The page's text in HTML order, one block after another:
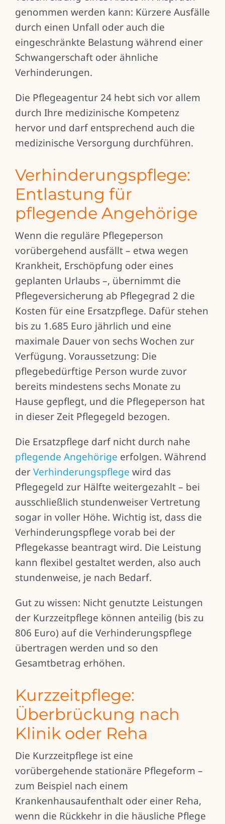
genommen werden kann: Kürzere Ausfälle
durch einen Unfall oder auch die
eingeschränkte Belastung während einer
Schwangerschaft oder ähnliche
Verhinderungen.
Die Pflegeagentur 24 hebt sich vor allem
durch Ihre medizinische Kompetenz
hervor und darf entsprechend auch die
medizinische Versorgung durchführen.
Verhinderungspflege:
Entlastung für
pflegende Angehörige
Wenn die reguläre Pflegeperson
vorübergehend ausfällt – etwa wegen
Krankheit, Erschöpfung oder eines
geplanten Urlaubs –, übernimmt die
Pflegeversicherung ab Pflegegrad 2 die
Kosten für eine Ersatzpflege. Dafür stehen
bis zu 1.685 Euro jährlich und eine
maximale Dauer von sechs Wochen zur
Verfügung. Voraussetzung: Die
pflegebedürftige Person wurde zuvor
bereits mindestens sechs Monate zu
Hause gepflegt, und die Pflegeperson hat
in dieser Zeit Pflegegeld bezogen.
Die Ersatzpflege darf nicht durch nahe
pflegende Angehörige erfolgen. Während
derVerhinderungspflege wird das
Pflegegeld zur Hälfte weitergezahlt – bei
ausschließlich stundenweiser Vertretung
sogar in voller Höhe. Wichtig ist, dass die
Verhinderungspflege vorab bei der
Pflegekasse beantragt wird. Die Leistung
kann flexibel gestaltet werden, also auch
stundenweise, je nach Bedarf.
Gut zu wissen: Nicht genutzte Leistungen
der Kurzzeitpflege können anteilig (bis zu
806 Euro) auf die Verhinderungspflege
übertragen werden und so den
Gesamtbetrag erhöhen.
Kurzzeitpflege:
Überbrückung nach
Klinik oder Reha
Die Kurzzeitpflege ist eine
vorübergehende stationäre Pflegeform –
zum Beispiel nach einem
Krankenhausaufenthalt oder einer Reha,
wenn die Rückkehr in die häusliche Pflege